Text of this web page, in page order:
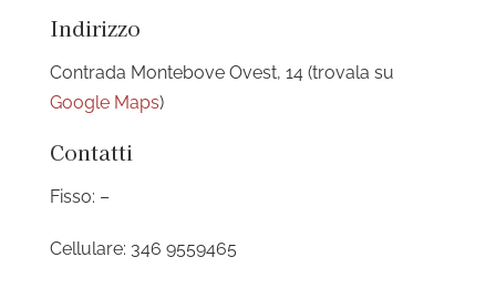
Indirizzo
Contrada Montebove Ovest, 14 (trovala su
Google Maps)
Contatti
Fisso: –
Cellulare: 346 9559465